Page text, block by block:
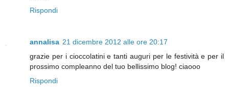
Rispondi
annalisa 21 dicembre 2012 alle ore 20:17
grazie per i cioccolatini e tanti auguri per le festività e per il
prossimo compleanno del tuo bellissimo blog! ciaooo
Rispondi